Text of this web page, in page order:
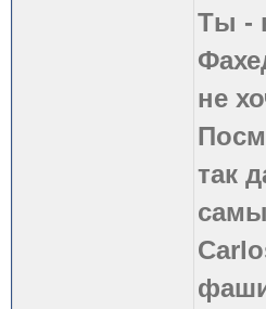
Ты -
не
так